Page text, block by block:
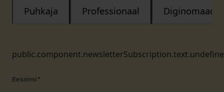
Puhkaja Professionaal Diginomaad
Eesnimi *